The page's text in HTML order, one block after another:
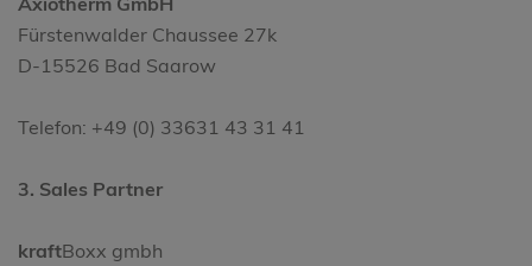
Fürstenwalder Chaussee 27k
D-15526 Bad Saarow
Telefon: +49 (0) 33631 43 31 41
3. Sales Partner
kraftBoxx gmbh